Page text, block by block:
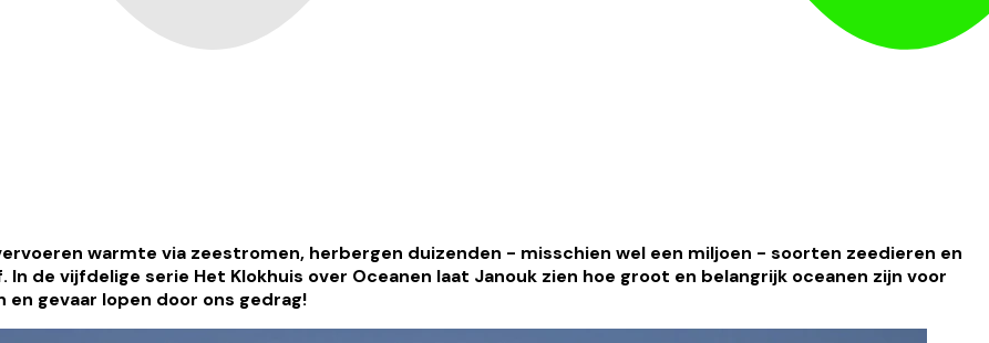
warmte via zeestromen, herbergen duizenden - misschien wel een miljoen - soorten zeedieren en
de vijfdelige serie Het Klokhuis over Oceanen laat Janouk zien hoe groot en belangrijk oceanen zijn voor
gevaar lopen door ons gedrag!